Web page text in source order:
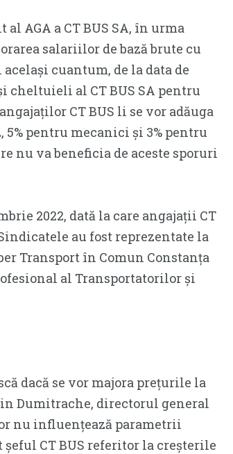
AGA a CT BUS SA, în urma
salariilor de bază brute cu
cuantum, de la data de
al CT BUS SA pentru
CT BUS li se vor adăuga
pentru mecanici și 3% pentru
nu va beneficia de aceste sporuri
2022, dată la care angajații CT
au fost reprezentate la
Transport în Comun Constanța
al Transportatorilor și
dacă se vor majora prețurile la
Dumitrache, directorul general
nu influențează parametrii
CT BUS referitor la creșterile